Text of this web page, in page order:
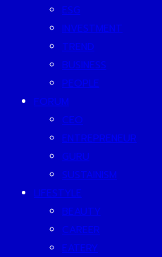
ESG
INVESTMENT
TREND
BUSINESS
PEOPLE
FORUM
CEO
ENTREPRENEUR
GURU
SUSTAINISM
LIFESTYLE
BEAUTY
CAREER
EATERY